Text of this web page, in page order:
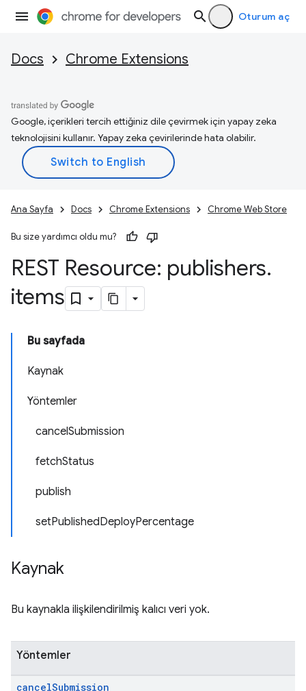
Oturum aç
Docs Chrome Extensions
Google, içerikleri tercih ettiğiniz dile çevirmek için yapay zeka
teknolojisini kullanır. Yapay zeka çevirilerinde hata olabilir.
Ana Sayfa Docs Chrome Extensions Chrome Web Store
Bu size yardımcı oldu mu?
REST Resource: publishers.
items
Bu sayfada
Kaynak
Yöntemler
cancelSubmission
fetchStatus
publish
setPublishedDeployPercentage
Kaynak
Bu kaynakla ilişkilendirilmiş kalıcı veri yok.
Yöntemler
cancelSubmission